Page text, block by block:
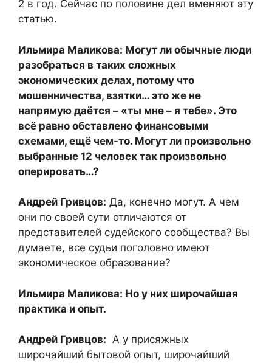
2 в год. Сейчас по половине дел вменяют эту
статью.
Ильмира Маликова: Могут ли обычные люди
разобраться в таких сложных
экономических делах, потому что
мошенничества, взятки… это же не
напрямую даётся – «ты мне – я тебе». Это
всё равно обставлено финансовыми
схемами, ещё чем-то. Могут ли произвольно
выбранные 12 человек так произвольно
оперировать…?
Андрей Гривцов: Да, конечно могут. А чем
они по своей сути отличаются от
представителей судейского сообщества? Вы
думаете, все судьи поголовно имеют
экономическое образование?
Ильмира Маликова: Но у них широчайшая
практика и опыт.
Андрей Гривцов: А у присяжных
широчайший бытовой опыт, широчайший